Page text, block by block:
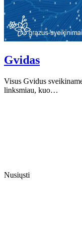
Gvidas
Visus Gvidus
linksmiau, kuo…
Nusiųsti